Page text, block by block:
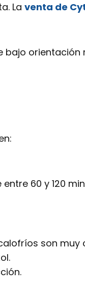
La venta de
orientación
60 y 120
son